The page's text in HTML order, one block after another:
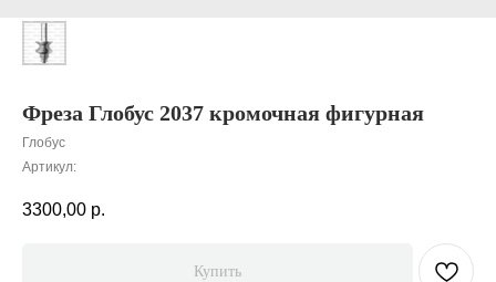
Фреза Глобус 2037 кромочная фигурная
Глобус
Артикул:
3300,00 р.
Купить